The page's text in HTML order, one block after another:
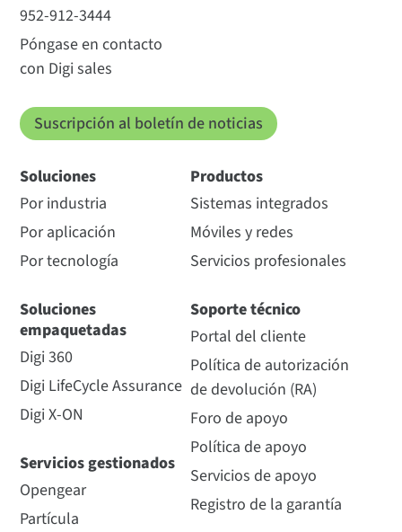
952-912-3444
Póngase en contacto
con Digi sales
Suscripción al boletín de noticias
Soluciones
Por industria
Por aplicación
Por tecnología
Soluciones
empaquetadas
Digi 360
Digi LifeCycle Assurance
Digi X-ON
Servicios gestionados
Opengear
Partícula
Productos
Sistemas integrados
Móviles y redes
Servicios profesionales
Soporte técnico
Portal del cliente
Política de autorización
de devolución (RA)
Foro de apoyo
Política de apoyo
Servicios de apoyo
Registro de la garantía